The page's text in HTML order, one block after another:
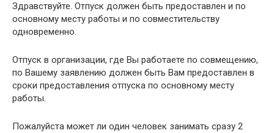
Здравствуйте. Отпуск должен быть предоставлен и по
основному месту работы и по совместительству
одновременно.
Отпуск в организации, где Вы работаете по совмещению,
по Вашему заявлению должен быть Вам предоставлен в
сроки предоставления отпуска по основному месту
работы.
Пожалуйста может ли один человек занимать сразу 2